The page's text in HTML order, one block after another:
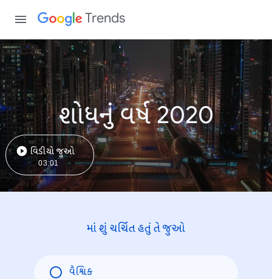
Trends
શોધનું વર્ષ 2020
વિડીયો જુઓ
03:01
માં શું ચર્ચિત હતું તે જુઓ
વૈશ્વિક